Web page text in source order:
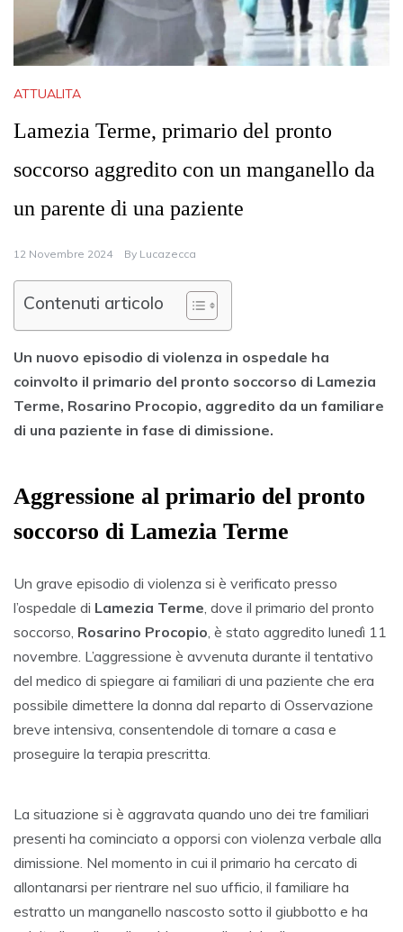
ATTUALITA
Lamezia Terme, primario del pronto
soccorso aggredito con un manganello da
un parente di una paziente
12 Novembre 2024 By Lucazecca
Contenuti articolo
Un nuovo episodio di violenza in ospedale ha
coinvolto il primario del pronto soccorso di Lamezia
Terme, Rosarino Procopio, aggredito da un familiare
di una paziente in fase di dimissione.
Aggressione al primario del pronto
soccorso di Lamezia Terme
Un grave episodio di violenza si è verificato presso
l’ospedale di Lamezia Terme, dove il primario del pronto
soccorso, Rosarino Procopio, è stato aggredito lunedì 11
novembre. L’aggressione è avvenuta durante il tentativo
del medico di spiegare ai familiari di una paziente che era
possibile dimettere la donna dal reparto di Osservazione
breve intensiva, consentendole di tornare a casa e
proseguire la terapia prescritta.
La situazione si è aggravata quando uno dei tre familiari
presenti ha cominciato a opporsi con violenza verbale alla
dimissione. Nel momento in cui il primario ha cercato di
allontanarsi per rientrare nel suo ufficio, il familiare ha
estratto un manganello nascosto sotto il giubbotto e ha